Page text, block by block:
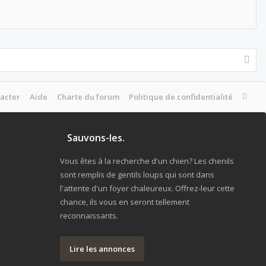
Aide Charte du forum Politique de confidentialité
Sauvons-les.
Vous êtes à la recherche d'un chien? Les chenils
sont remplis de gentils loups qui sont dans
l'attente d'un foyer chaleureux. Offrez-leur cette
chance, ils vous en seront tellement
reconnaissants.
Lire les annonces